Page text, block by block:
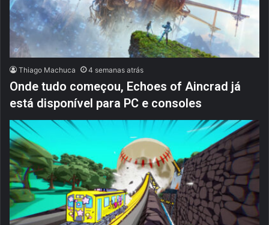
Thiago Machuca 4 semanas atrás
Onde tudo começou, Echoes of Aincrad já
está disponível para PC e consoles